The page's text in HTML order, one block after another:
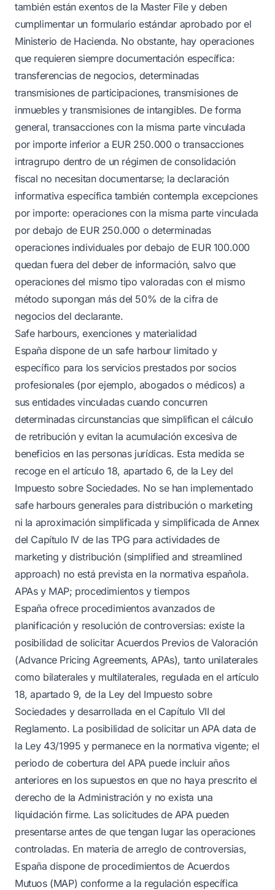
también están exentos de la Master File y deben
cumplimentar un formulario estándar aprobado por el
Ministerio de Hacienda. No obstante, hay operaciones
que requieren siempre documentación específica:
transferencias de negocios, determinadas
transmisiones de participaciones, transmisiones de
inmuebles y transmisiones de intangibles. De forma
general, transacciones con la misma parte vinculada
por importe inferior a EUR 250.000 o transacciones
intragrupo dentro de un régimen de consolidación
fiscal no necesitan documentarse; la declaración
informativa específica también contempla excepciones
por importe: operaciones con la misma parte vinculada
por debajo de EUR 250.000 o determinadas
operaciones individuales por debajo de EUR 100.000
quedan fuera del deber de información, salvo que
operaciones del mismo tipo valoradas con el mismo
método supongan más del 50% de la cifra de
negocios del declarante.
Safe harbours, exenciones y materialidad
España dispone de un safe harbour limitado y
específico para los servicios prestados por socios
profesionales (por ejemplo, abogados o médicos) a
sus entidades vinculadas cuando concurren
determinadas circunstancias que simplifican el cálculo
de retribución y evitan la acumulación excesiva de
beneficios en las personas jurídicas. Esta medida se
recoge en el artículo 18, apartado 6, de la Ley del
Impuesto sobre Sociedades. No se han implementado
safe harbours generales para distribución o marketing
ni la aproximación simplificada y simplificada de Annex
del Capítulo IV de las TPG para actividades de
marketing y distribución (simplified and streamlined
approach) no está prevista en la normativa española.
APAs y MAP; procedimientos y tiempos
España ofrece procedimientos avanzados de
planificación y resolución de controversias: existe la
posibilidad de solicitar Acuerdos Previos de Valoración
(Advance Pricing Agreements, APAs), tanto unilaterales
como bilaterales y multilaterales, regulada en el artículo
18, apartado 9, de la Ley del Impuesto sobre
Sociedades y desarrollada en el Capítulo VII del
Reglamento. La posibilidad de solicitar un APA data de
la Ley 43/1995 y permanece en la normativa vigente; el
periodo de cobertura del APA puede incluir años
anteriores en los supuestos en que no haya prescrito el
derecho de la Administración y no exista una
liquidación firme. Las solicitudes de APA pueden
presentarse antes de que tengan lugar las operaciones
controladas. En materia de arreglo de controversias,
España dispone de procedimientos de Acuerdos
Mutuos (MAP) conforme a la regulación específica